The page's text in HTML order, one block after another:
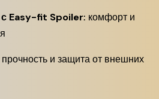
с Easy-fit Spoiler: комфорт и
прочность и защита от внешних